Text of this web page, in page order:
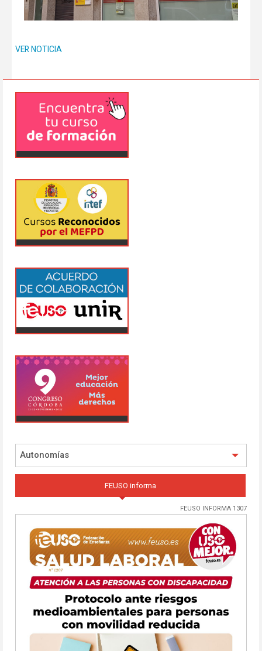
VER NOTICIA
Autonomías
FEUSO informa
FEUSO INFORMA 1307